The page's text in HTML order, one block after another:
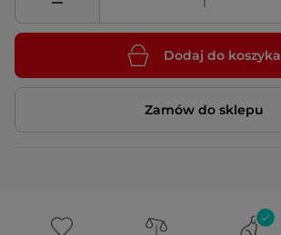
Dodaj do koszyka
Zamów do sklepu